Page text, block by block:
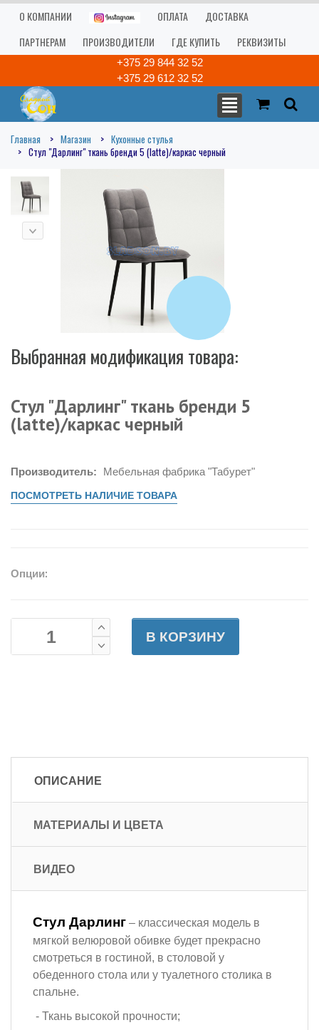
О КОМПАНИИ ОПЛАТА
ДОСТАВКА
ПАРТНЕРАМ
ПРОИЗВОДИТЕЛИ ГДЕ КУПИТЬ РЕКВИЗИТЫ
+375 29 844 32 52
+375 29 612 32 52
Главная Магазин
Кухонные стулья
Стул "Дарлинг" ткань бренди 5 (latte)/каркас черный
Выбранная модификация товара:
Стул "Дарлинг" ткань бренди 5
(latte)/каркас черный
Производитель: Мебельная фабрика "Табурет"
ПОСМОТРЕТЬ НАЛИЧИЕ ТОВАРА
Опции:
В КОРЗИНУ
ОПИСАНИЕ
МАТЕРИАЛЫ И ЦВЕТА
ВИДЕО
Стул Дарлинг – классическая модель в
мягкой велюровой обивке будет прекрасно
смотреться в гостиной, в столовой у
обеденного стола или у туалетного столика в
спальне.
- Ткань высокой прочности;